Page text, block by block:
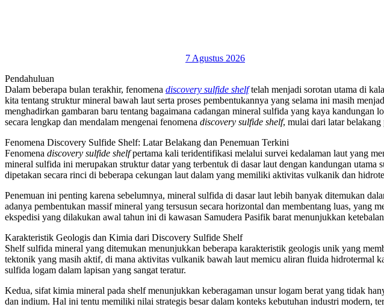
7 Agustus 2026
Pendahuluan
Dalam beberapa bulan terakhir, fenomena discovery sulfide shelftelah menjadi sorotan utama di
kita tentang struktur mineral bawah laut serta proses pembentukannya yang selama ini masih
menghadirkan gambaran baru tentang bagaimana cadangan mineral sulfida yang kaya
secara lengkap dan mendalam mengenai fenomena discovery sulfide shelf, mulai dari latar belakang
Fenomena Discovery Sulfide Shelf: Latar Belakang dan Penemuan Terkini
Fenomena discovery sulfide shelfpertama kali teridentifikasi melalui survei kedalaman laut yang
mineral sulfida ini merupakan struktur datar yang terbentuk di dasar laut dengan kandungan
dipetakan secara rinci di beberapa cekungan laut dalam yang memiliki aktivitas vulkanik dan
Penemuan ini penting karena sebelumnya, mineral sulfida di dasar laut lebih banyak ditemukan
adanya pembentukan massif mineral yang tersusun secara horizontal dan membentang luas,
ekspedisi yang dilakukan awal tahun ini di kawasan Samudera Pasifik barat menunjukkan
Karakteristik Geologis dan Kimia dari Discovery Sulfide Shelf
Shelf sulfida mineral yang ditemukan menunjukkan beberapa karakteristik geologis unik yang
tektonik yang masih aktif, di mana aktivitas vulkanik bawah laut memicu aliran fluida hidrotermal
sulfida logam dalam lapisan yang sangat teratur.
Kedua, sifat kimia mineral pada shelf menunjukkan keberagaman unsur logam berat yang tidak
dan indium. Hal ini tentu memiliki nilai strategis besar dalam konteks kebutuhan industri modern,